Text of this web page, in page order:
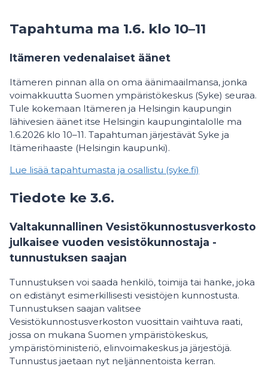
Tapahtuma ma 1.6. klo 10–11
Itämeren vedenalaiset äänet
Itämeren pinnan alla on oma äänimaailmansa, jonka
voimakkuutta Suomen ympäristökeskus (Syke) seuraa.
Tule kokemaan Itämeren ja Helsingin kaupungin
lähivesien äänet itse Helsingin kaupungintalolle ma
1.6.2026 klo 10–11. Tapahtuman järjestävät Syke ja
Itämerihaaste (Helsingin kaupunki).
Lue lisää tapahtumasta ja osallistu (syke.fi)
Tiedote ke 3.6.
Valtakunnallinen Vesistökunnostusverkosto
julkaisee vuoden vesistökunnostaja -
tunnustuksen saajan
Tunnustuksen voi saada henkilö, toimija tai hanke, joka
on edistänyt esimerkillisesti vesistöjen kunnostusta.
Tunnustuksen saajan valitsee
Vesistökunnostusverkoston vuosittain vaihtuva raati,
jossa on mukana Suomen ympäristökeskus,
ympäristöministeriö, elinvoimakeskus ja järjestöjä.
Tunnustus jaetaan nyt neljännentoista kerran.